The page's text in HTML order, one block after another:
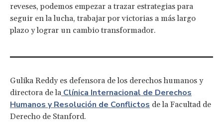
reveses, podemos empezar a trazar estrategias para
seguir en la lucha, trabajar por victorias a más largo
plazo y lograr un cambio transformador.
Gulika Reddy es defensora de los derechos humanos y
directora de la Clínica Internacional de Derechos
Humanos y Resolución de Conflictos de la Facultad de
Derecho de Stanford.